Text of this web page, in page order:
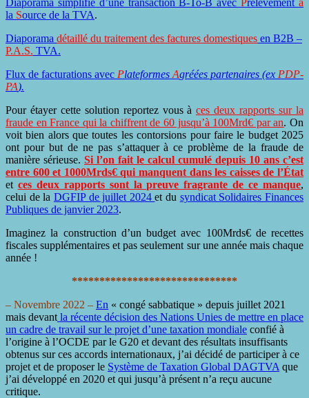
Diaporama simplifié d’une transaction B-To-B avec Prélèvementà
la Source de la TVA.
Diaporama détaillé du traitement des factures domestiques en B2B –
P.A.S. TVA.
Flux de facturations avec Plateformes Agréées partenaires (ex PDP-
PA).
Pour étayer cette solution reportez vous àces deux rapports sur la
fraude en France qui la chiffrent de 60 jusqu’à 100Mrd€ par an. On
voit bien alors que toutes les contorsions pour faire le budget 2025
ont pour but de ne pas s’attaquer à ce problème de la fraude de
manière sérieuse. Si l’on fait le calcul cumulé depuis 10 ans c’est
entre 600 et 1000Mrds€ qui manquent dans les caisses de l’État
et ces deux rapports sont la preuve fragrante de ce manque,
celui de la DGFIP de juillet 2024et du syndicat Solidaires Finances
Publiques de janvier 2023.
Imaginez la construction d’un budget avec 100Mrds€ de recettes
fiscales supplémentaires et pas seulement sur une année mais chaque
année !
******************************
– Novembre 2022 – En « congé sabbatique » depuis juillet 2021
mais devant la récente décision des Nations Unies de mettre en place
un cadre de travail sur le projet d’une taxation mondiale confié à
l’origine à l’OCDE par le G20 et devant des résultats insuffisants
obtenus sur ces accords internationaux, j’ai décidé de participer à ce
projet et de proposer le Système de Taxation Global DAGTVA que
j’ai développé en 2020 et qui jusqu’à présent n’a reçu aucune
critique.